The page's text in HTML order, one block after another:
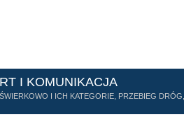
I KOMUNIKACJA
I ICH KATEGORIE, PRZEBIEG